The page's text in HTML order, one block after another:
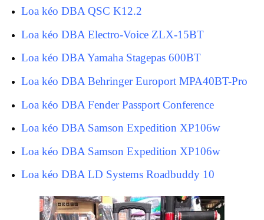
Loa kéo DBA QSC K12.2
Loa kéo DBA Electro-Voice ZLX-15BT
Loa kéo DBA Yamaha Stagepas 600BT
Loa kéo DBA Behringer Europort MPA40BT-Pro
Loa kéo DBA Fender Passport Conference
Loa kéo DBA Samson Expedition XP106w
Loa kéo DBA Samson Expedition XP106w
Loa kéo DBA LD Systems Roadbuddy 10